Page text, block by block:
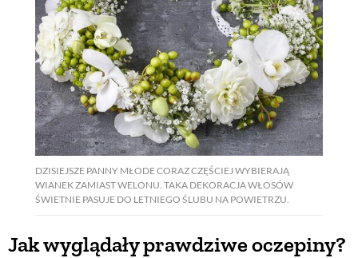
DZISIEJSZE PANNY MŁODE CORAZ CZĘŚCIEJ WYBIERAJĄ
WIANEK ZAMIAST WELONU. TAKA DEKORACJA WŁOSÓW
ŚWIETNIE PASUJE DO LETNIEGO ŚLUBU NA POWIETRZU.
Jak wyglądały prawdziwe oczepiny?